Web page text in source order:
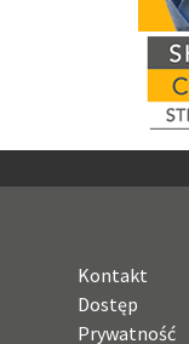
Kontakt
Dostęp
Prywatność